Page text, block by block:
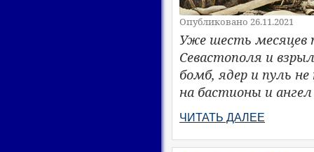
Опубликовано 26.11.2021
Уже шесть месяцев
Севастополя и
бомб, ядер и пуль
на бастионы и
ЧИТАТЬ ДАЛЕЕ